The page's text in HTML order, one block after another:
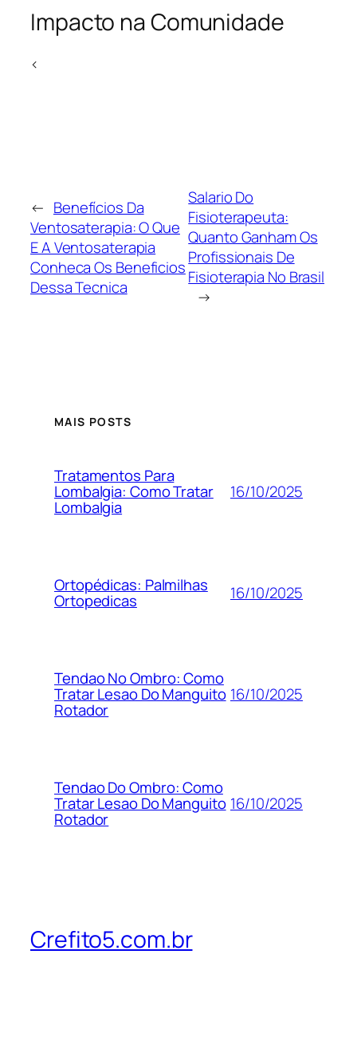
Impacto na Comunidade
<
← Benefícios Da
Ventosaterapia: O Que
E A Ventosaterapia
Conheca Os Beneficios
Dessa Tecnica
Salario Do
Fisioterapeuta:
Quanto Ganham Os
Profissionais De
Fisioterapia No Brasil
→
MAIS POSTS
Tratamentos Para
Lombalgia: Como Tratar
Lombalgia
16/10/2025
Ortopédicas: Palmilhas
Ortopedicas 16/10/2025
Tendao No Ombro: Como
Tratar Lesao Do Manguito
Rotador
16/10/2025
Tendao Do Ombro: Como
Tratar Lesao Do Manguito
Rotador
16/10/2025
Crefito5.com.br